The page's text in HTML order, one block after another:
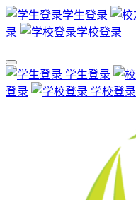
学生登录
录
学校登录
学生登录
登录
学校登录